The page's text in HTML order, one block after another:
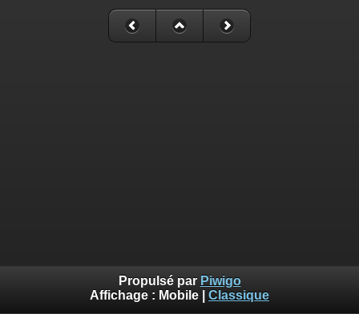
Propulsé par Piwigo
Affichage : Mobile Classique